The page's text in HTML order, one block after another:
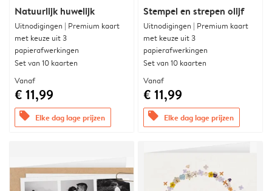
Natuurlijk huwelijk
Uitnodigingen | Premium kaart
met keuze uit 3
papierafwerkingen
Set van 10 kaarten
Vanaf
€ 11,99
offers Elke dag lage prijzen
Stempel en strepen olijf
Uitnodigingen | Premium kaart
met keuze uit 3
papierafwerkingen
Set van 10 kaarten
Vanaf
€ 11,99
offers Elke dag lage prijzen